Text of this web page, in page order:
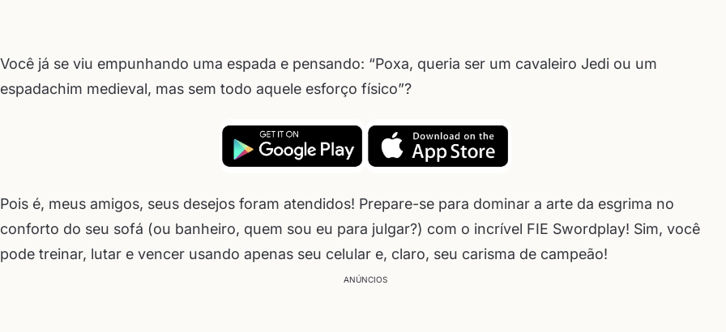
Você já se viu empunhando uma espada e pensando: “Poxa, queria ser um cavaleiro Jedi ou um
espadachim medieval, mas sem todo aquele esforço físico”?
Pois é, meus amigos, seus desejos foram atendidos! Prepare-se para dominar a arte da esgrima no
conforto do seu sofá (ou banheiro, quem sou eu para julgar?) com o incrível FIE Swordplay! Sim, você
pode treinar, lutar e vencer usando apenas seu celular e, claro, seu carisma de campeão!
ANÚNCIOS